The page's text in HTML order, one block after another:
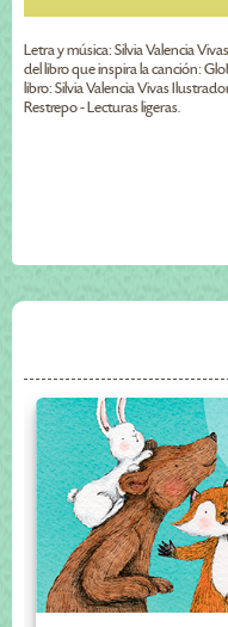
Letra y música: Silvia Valencia
del libro que inspira la canción:
libro: Silvia Valencia Vivas
Restrepo - Lecturas ligeras.